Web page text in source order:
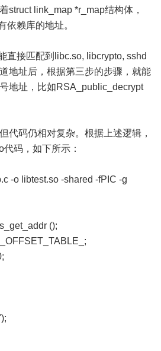
struct link_map *r_map结构体，
依赖库的地址。
直接匹配到libc.so, libcrypto, sshd
地址后，根据第三步的步骤，就能
地址，比如RSA_public_decrypt
代码仍相对复杂。根据上述逻辑，
码，如下所示：
-o libtest.so -shared -fPIC -g
();